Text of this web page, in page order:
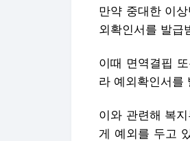
만약 중대한 이
외확인서를 발급
이때 면역결핍
라 예외확인서를
이와 관련해 복
게 예외를 두고